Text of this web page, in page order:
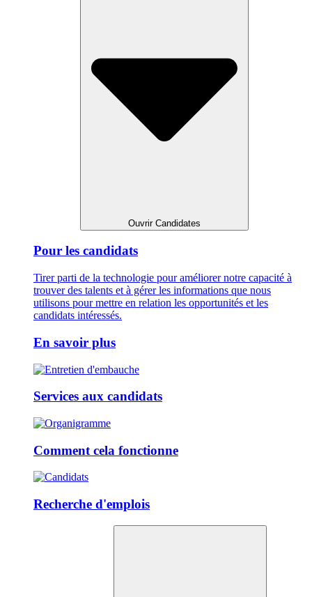
Ouvrir Candidates
Pour les candidats
Tirer parti de la technologie pour améliorer notre capacité à
trouver des talents et à gérer les informations que nous
utilisons pour mettre en relation les opportunités et les
candidats intéressés.
En savoir plus
Services aux candidats
Comment cela fonctionne
Recherche d'emplois